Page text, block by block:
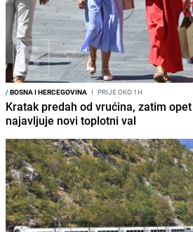
/BOSNA I HERCEGOVINA I PRIJE OKO 1H
Kratak predah od vrućina, zatim
najavljuje novi toplotni val